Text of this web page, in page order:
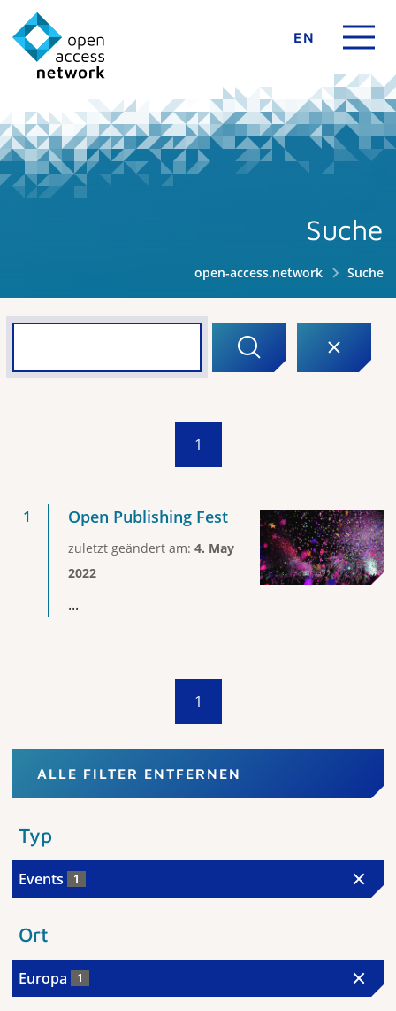
EN
Suche
open-access.network Suche
1
Open Publishing Fest
zuletzt geändert am: 4. May
2022
...
1
ALLE FILTER ENTFERNEN
Typ
Events 1
Ort
Europa 1